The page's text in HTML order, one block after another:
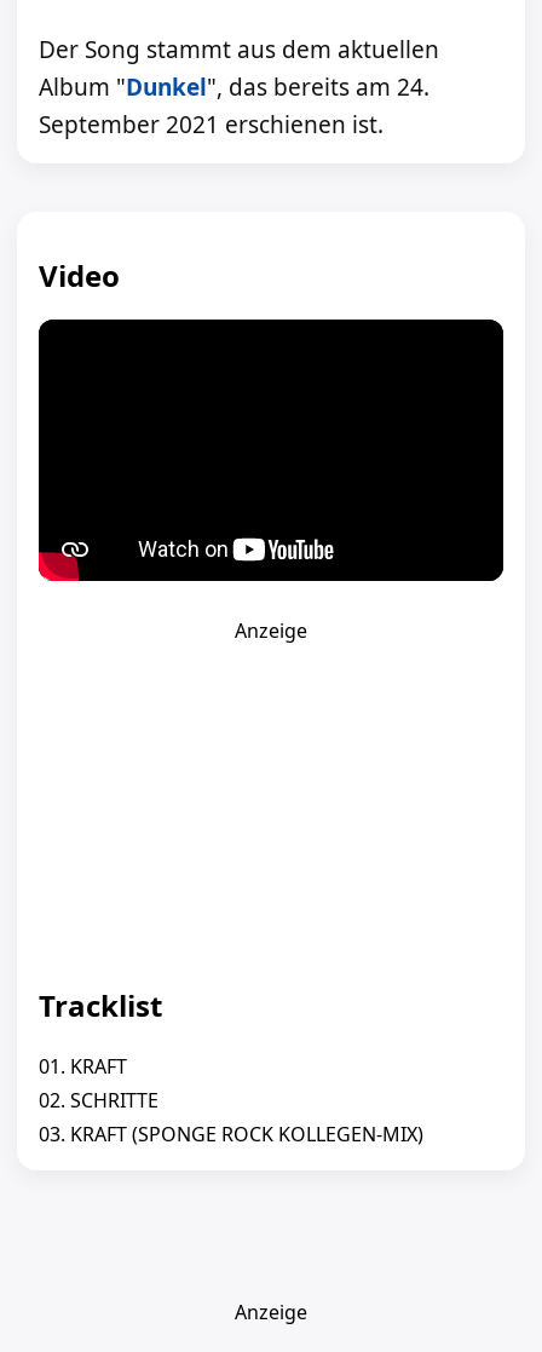
Der Song stammt aus dem aktuellen
Album "Dunkel", das bereits am 24.
September 2021 erschienen ist.
Video
Anzeige
Tracklist
01. KRAFT
02. SCHRITTE
03. KRAFT (SPONGE ROCK KOLLEGEN-MIX)
Anzeige